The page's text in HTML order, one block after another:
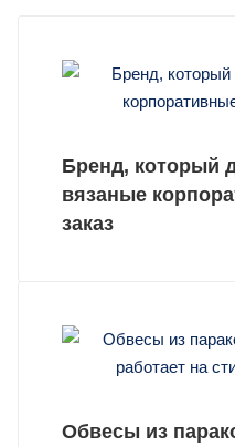
Бренд, который
вязаные
заказ
Обвесы из